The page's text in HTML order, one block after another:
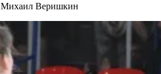
Михаил Веришкин